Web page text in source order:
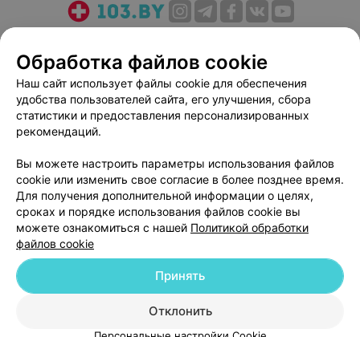
Медицинский маркетинг
Публичный договор
Пользовательское соглашение
Способы оплаты
Вакансии
Партнеры
Написать руководителю 103.by
Персональные настройки cookie
Обработка персональных данных
Обработка файлов cookie
Наш сайт использует файлы cookie для обеспечения
удобства пользователей сайта, его улучшения, сбора
статистики и предоставления персонализированных
рекомендаций.
Вы можете настроить параметры использования файлов
cookie или изменить свое согласие в более позднее время.
Для получения дополнительной информации о целях,
сроках и порядке использования файлов cookie вы
можете ознакомиться с нашей Политикой обработки
файлов cookie
Отклонить
Принять